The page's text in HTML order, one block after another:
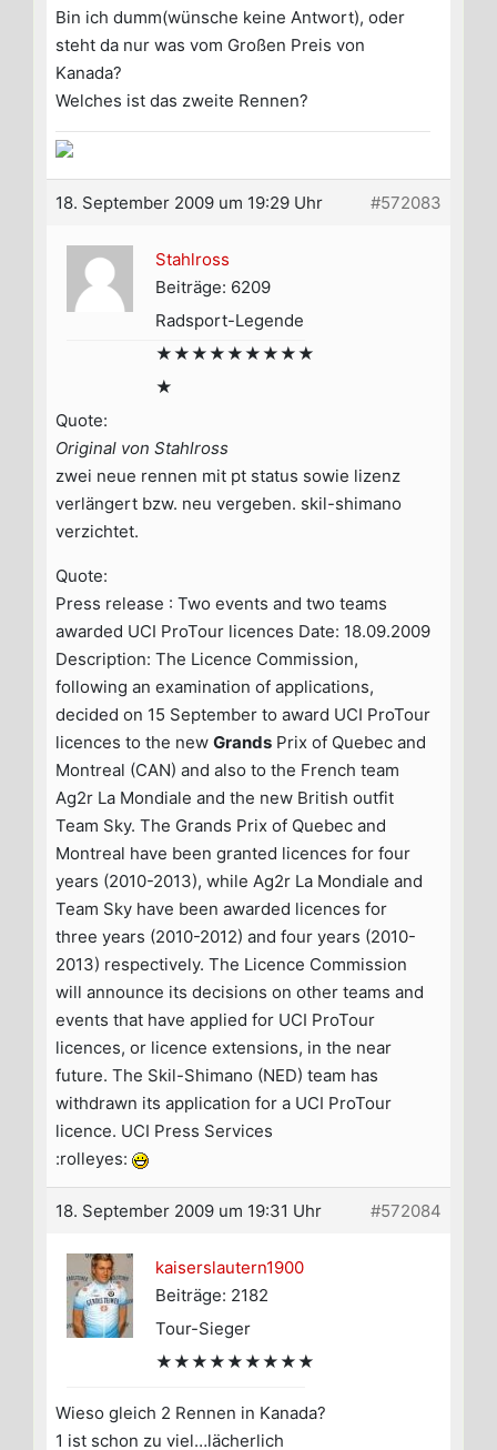
Bin ich dumm(wünsche keine Antwort), oder
steht da nur was vom Großen Preis von
Kanada?
Welches ist das zweite Rennen?
18. September 2009 um 19:29 Uhr #572083
Stahlross
Beiträge: 6209
Radsport-Legende
★★★★★★★★★
★
Quote:
Original von Stahlross
zwei neue rennen mit pt status sowie lizenz
verlängert bzw. neu vergeben. skil-shimano
verzichtet.
Quote:
Press release : Two events and two teams
awarded UCI ProTour licences Date: 18.09.2009
Description: The Licence Commission,
following an examination of applications,
decided on 15 September to award UCI ProTour
licences to the new Grands Prix of Quebec and
Montreal (CAN) and also to the French team
Ag2r La Mondiale and the new British outfit
Team Sky. The Grands Prix of Quebec and
Montreal have been granted licences for four
years (2010-2013), while Ag2r La Mondiale and
Team Sky have been awarded licences for
three years (2010-2012) and four years (2010-
2013) respectively. The Licence Commission
will announce its decisions on other teams and
events that have applied for UCI ProTour
licences, or licence extensions, in the near
future. The Skil-Shimano (NED) team has
withdrawn its application for a UCI ProTour
licence. UCI Press Services
:rolleyes:
18. September 2009 um 19:31 Uhr #572084
kaiserslautern1900
Beiträge: 2182
Tour-Sieger
★★★★★★★★★
Wieso gleich 2 Rennen in Kanada?
1 ist schon zu viel…lächerlich